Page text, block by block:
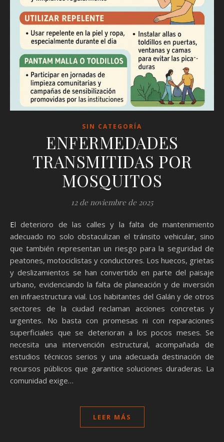
SIN CATEGORÍA
ENFERMEDADES
TRANSMITIDAS POR
MOSQUITOS
12 de noviembre de 2025
El deterioro de las calles y la falta de mantenimiento
adecuado no solo obstaculizan el tránsito vehicular, sino
que también representan un riesgo para la seguridad de
peatones, motociclistas y conductores. Los huecos, grietas
y deslizamientos se han convertido en parte del paisaje
urbano, evidenciando la falta de planeación y de inversión
en infraestructura vial. Los habitantes del Galán y de otros
sectores de la ciudad reclaman acciones concretas y
urgentes. No basta con promesas ni con reparaciones
superficiales que se deterioran a los pocos meses. Se
necesita una intervención estructural, acompañada de
estudios técnicos serios y una adecuada destinación de
recursos públicos que garantice soluciones duraderas. La
comunidad exige…
LEER MÁS